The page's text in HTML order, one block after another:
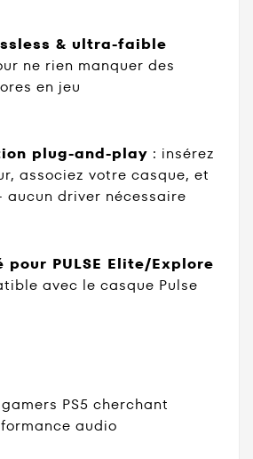
& ultra-faible
ne rien manquer des
en jeu
plug-and-play : insérez
associez votre casque, et
aucun driver nécessaire
pour PULSE Elite/Explore
avec le casque Pulse
PS5 cherchant
audio